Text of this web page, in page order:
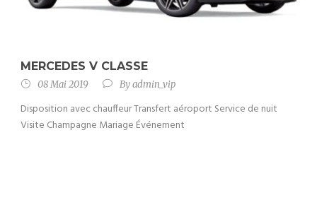
MERCEDES V CLASSE
08 Mai 2019 Byadmin_vip
Disposition avec chauffeur Transfert aéroport Service de nuit
Visite Champagne Mariage Événement